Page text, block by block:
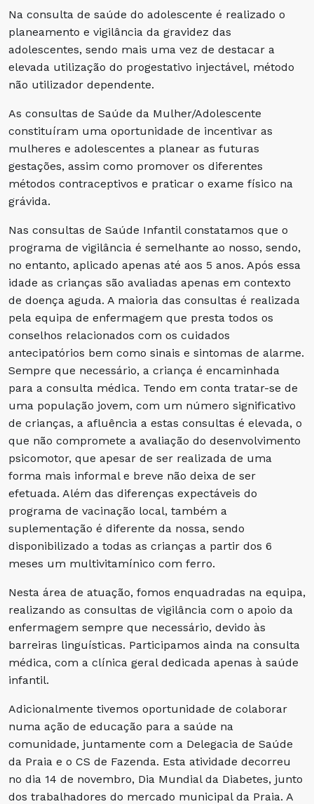
Na consulta de saúde do adolescente é realizado o
planeamento e vigilância da gravidez das
adolescentes, sendo mais uma vez de destacar a
elevada utilização do progestativo injectável, método
não utilizador dependente.
As consultas de Saúde da Mulher/Adolescente
constituíram uma oportunidade de incentivar as
mulheres e adolescentes a planear as futuras
gestações, assim como promover os diferentes
métodos contraceptivos e praticar o exame físico na
grávida.
Nas consultas de Saúde Infantil constatamos que o
programa de vigilância é semelhante ao nosso, sendo,
no entanto, aplicado apenas até aos 5 anos. Após essa
idade as crianças são avaliadas apenas em contexto
de doença aguda. A maioria das consultas é realizada
pela equipa de enfermagem que presta todos os
conselhos relacionados com os cuidados
antecipatórios bem como sinais e sintomas de alarme.
Sempre que necessário, a criança é encaminhada
para a consulta médica. Tendo em conta tratar-se de
uma população jovem, com um número significativo
de crianças, a afluência a estas consultas é elevada, o
que não compromete a avaliação do desenvolvimento
psicomotor, que apesar de ser realizada de uma
forma mais informal e breve não deixa de ser
efetuada. Além das diferenças expectáveis do
programa de vacinação local, também a
suplementação é diferente da nossa, sendo
disponibilizado a todas as crianças a partir dos 6
meses um multivitamínico com ferro.
Nesta área de atuação, fomos enquadradas na equipa,
realizando as consultas de vigilância com o apoio da
enfermagem sempre que necessário, devido às
barreiras linguísticas. Participamos ainda na consulta
médica, com a clínica geral dedicada apenas à saúde
infantil.
Adicionalmente tivemos oportunidade de colaborar
numa ação de educação para a saúde na
comunidade, juntamente com a Delegacia de Saúde
da Praia e o CS de Fazenda. Esta atividade decorreu
no dia 14 de novembro, Dia Mundial da Diabetes, junto
dos trabalhadores do mercado municipal da Praia. A